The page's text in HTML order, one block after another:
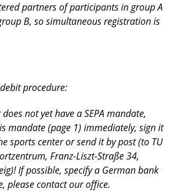
partners of participants in group A
B, so simultaneous registration is
procedure:
not yet have a SEPA mandate,
mandate (page 1) immediately, sign it
sports center or send it by post (to TU
Franz-Liszt-Straße 34,
If possible, specify a German bank
please contact our office.